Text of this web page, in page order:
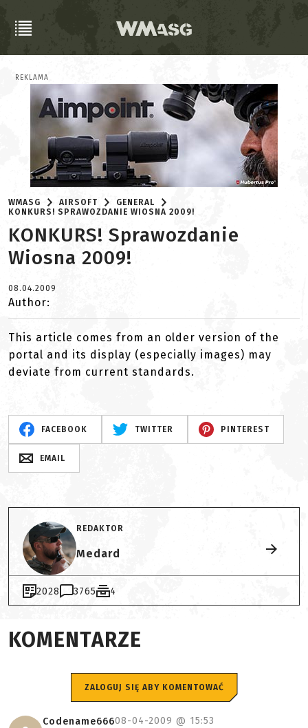
REKLAMA
WMASG AIRSOFT
GENERAL
KONKURS! SPRAWOZDANIE WIOSNA 2009!
KONKURS! Sprawozdanie
Wiosna 2009!
08.04.2009
Author:
This article comes from an older version of the
portal and its display (especially images) may
deviate from current standards.
FACEBOOK TWITTER PINTEREST
EMAIL
REDAKTOR
Medard
2028 3765 4
KOMENTARZE
ZALOGUJ SIĘ ABY KOMENTOWAĆ
Codename66608-04-2009 @ 15:53